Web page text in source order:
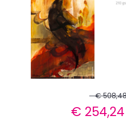
€
€ 254,24